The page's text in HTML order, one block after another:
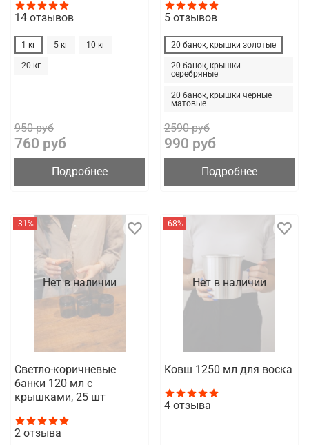
14 отзывов
1 кг 5 кг 10 кг
20 кг
950 руб
760 руб
Подробнее
5 отзывов
20 банок, крышки золотые
20 банок, крышки -
серебряные
20 банок, крышки черные
матовые
2590 руб
990 руб
Подробнее
Нет в наличии
-31%
Светло-коричневые
банки 120 мл с
крышками, 25 шт
2 отзыва
Нет в наличии
-68%
Ковш 1250 мл для воска
4 отзыва